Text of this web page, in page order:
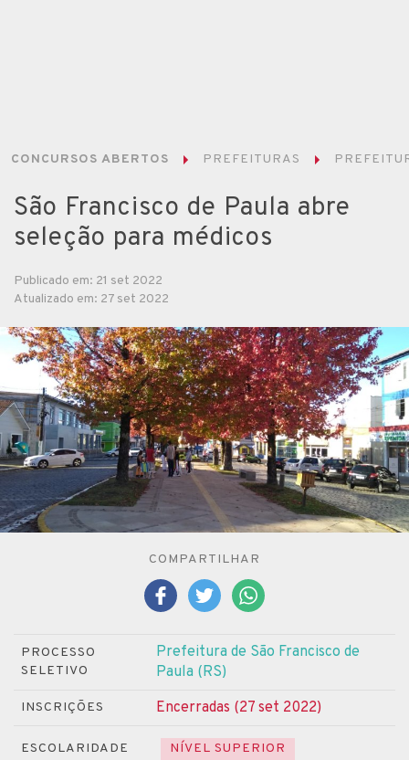
CONCURSOS ABERTOS PREFEITURAS
São Francisco de Paula abre
seleção para médicos
Publicado em: 21 set 2022
Atualizado em: 27 set 2022
COMPARTILHAR
PROCESSO
SELETIVO
Prefeitura de São Francisco de
Paula (RS)
INSCRIÇÕES Encerradas (27 set 2022)
ESCOLARIDADE NÍVEL SUPERIOR